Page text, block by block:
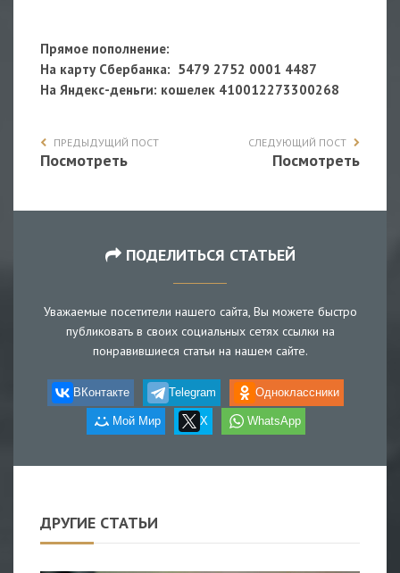
Прямое пополнение:
На карту Сбербанка: 5479 2752 0001 4487
На Яндекс-деньги: кошелек 410012273300268
ПРЕДЫДУЩИЙ ПОСТ
Посмотреть
СЛЕДУЮЩИЙ ПОСТ
Посмотреть
ПОДЕЛИТЬСЯ СТАТЬЕЙ
Уважаемые посетители нашего сайта, Вы можете быстро
публиковать в своих социальных сетях ссылки на
понравившиеся статьи на нашем сайте.
ВКонтакте Telegram Одноклассники
Мой Мир X WhatsApp
ДРУГИЕ СТАТЬИ